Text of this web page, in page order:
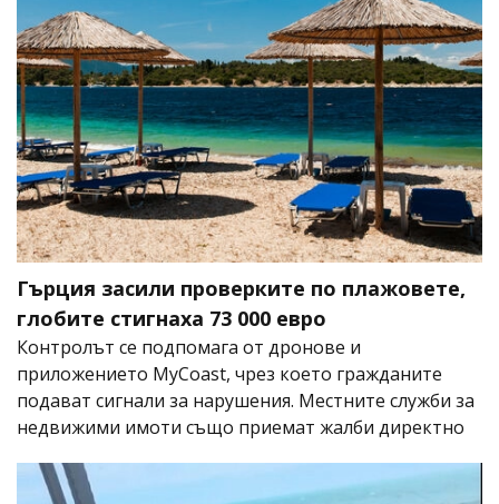
Гърция засили проверките по плажовете,
глобите стигнаха 73 000 евро
Контролът се подпомага от дронове и
приложението MyCoast, чрез което гражданите
подават сигнали за нарушения. Местните служби за
недвижими имоти също приемат жалби директно